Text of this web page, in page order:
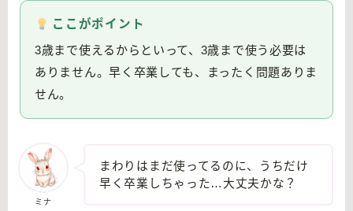
ここがポイント
3歳まで使えるからといって、3歳まで使う必要は
ありません。早く卒業しても、まったく問題ありま
せん。
ミナ
まわりはまだ使ってるのに、うちだけ
早く卒業しちゃった…大丈夫かな？